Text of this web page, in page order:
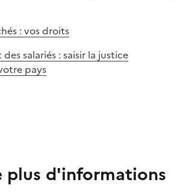
: vos droits
salariés : saisir la justice
pays
plus d'informations